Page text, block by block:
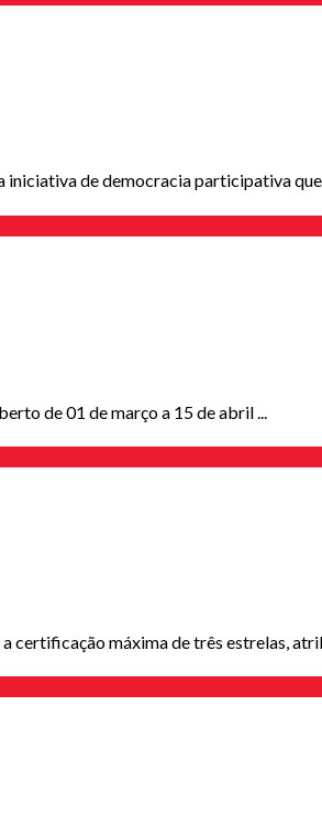
iniciativa de democracia participativa
de 01 de março a 15 de abril ...
certificação máxima de três estrelas,